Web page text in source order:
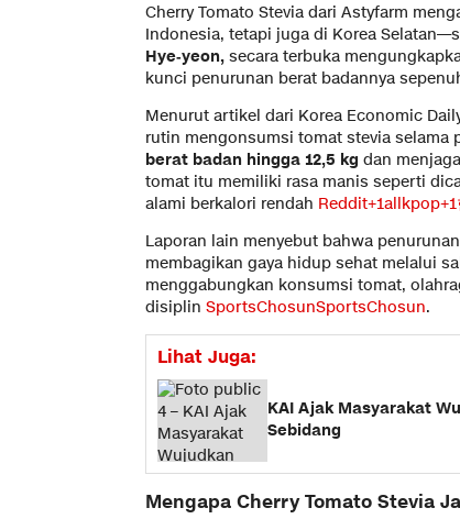
Cherry Tomato Stevia dari Astyfarm
Indonesia, tetapi juga di Korea
Hye‑yeon, secara terbuka
kunci penurunan berat badannya
Menurut artikel dari Korea Economic
rutin mengonsumsi tomat stevia selama
berat badan hingga 12,5 kg dan
tomat itu memiliki rasa manis seperti
alami berkalori rendah Reddit+1allkpop+1
Laporan lain menyebut bahwa
membagikan gaya hidup sehat melalui
menggabungkan konsumsi tomat,
disiplin SportsChosunSportsChosun.
Lihat Juga:
KAI Ajak Masyarakat
Sebidang
Mengapa Cherry Tomato Stevia